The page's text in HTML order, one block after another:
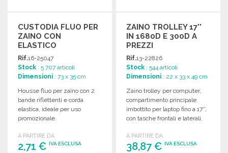
CUSTODIA FLUO PER
ZAINO CON
ELASTICO
Rif.16-25047
Stock : 5 707 articoli
Dimensioni : 73 x 35 cm
Housse fluo per zaino con 2
bande riflettenti e corda
elastica, ideale per uso
promozionale.
A PARTIRE DA
2,71 € IVA ESCLUSA
ZAINO TROLLEY 17''
IN 1680D E 300D A
PREZZI
ALL'INGROSSO
Rif.13-22826
Stock : 544 articoli
Dimensioni : 22 x 33 x 49 cm
Zaino trolley per computer,
compartimento principale
imbottito per laptop fino a 17'',
con tasche frontali e laterali.
A PARTIRE DA
38,87 €IVA ESCLUSA